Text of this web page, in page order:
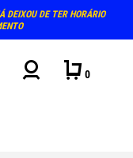
DEIXOU DE TER HORÁRIO
0